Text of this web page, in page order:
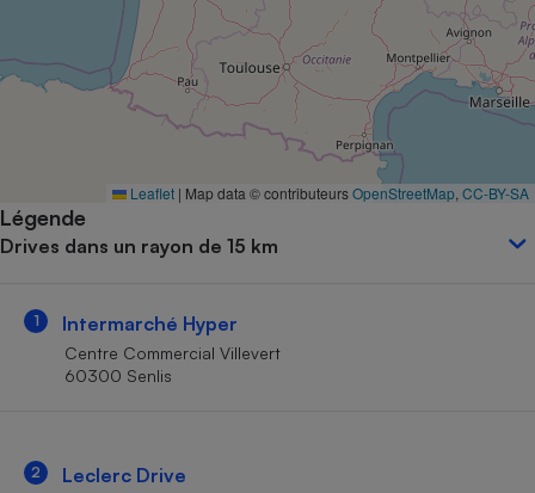
Leaflet | Map data © contributeursOpenStreetMap CC-BY-SA
Légende
Drives dans un rayon de 15 km
1 Intermarché Hyper
Centre Commercial Villevert
60300 Senlis
2 Leclerc Drive
Complément
alimentaire
Assurance emprunteur
Petit électroménager -
Mutuelle